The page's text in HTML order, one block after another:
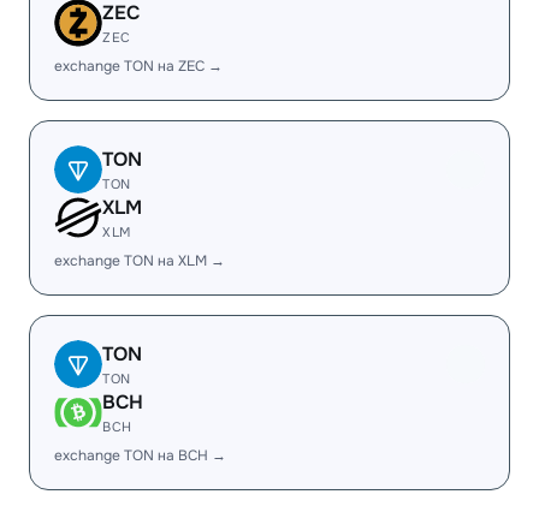
ZEC
ZEC
exchange TON на ZEC →
TON
TON
XLM
XLM
exchange TON на XLM →
TON
TON
BCH
BCH
exchange TON на BCH →